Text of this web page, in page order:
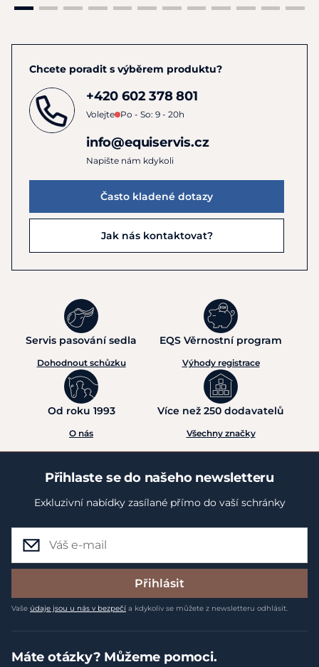
Chcete poradit s výběrem produktu?
+420 602 378 801
Volejte Po - So: 9 - 20h
info@equiservis.cz
Napište nám kdykoli
Často kladené dotazy
Jak nás kontaktovat?
Servis pasování sedla
Dohodnout schůzku
EQS Věrnostní program
Výhody registrace
Od roku 1993
O nás
Více než 250 dodavatelů
Všechny značky
Přihlaste se do našeho newsletteru
Exkluzivní nabídky zasílané přímo do vaší schránky
Přihlásit
Vaše údaje jsou u nás v bezpečí a kdykoliv se můžete z newsletteru odhlásit.
Máte otázky? Můžeme pomoci.